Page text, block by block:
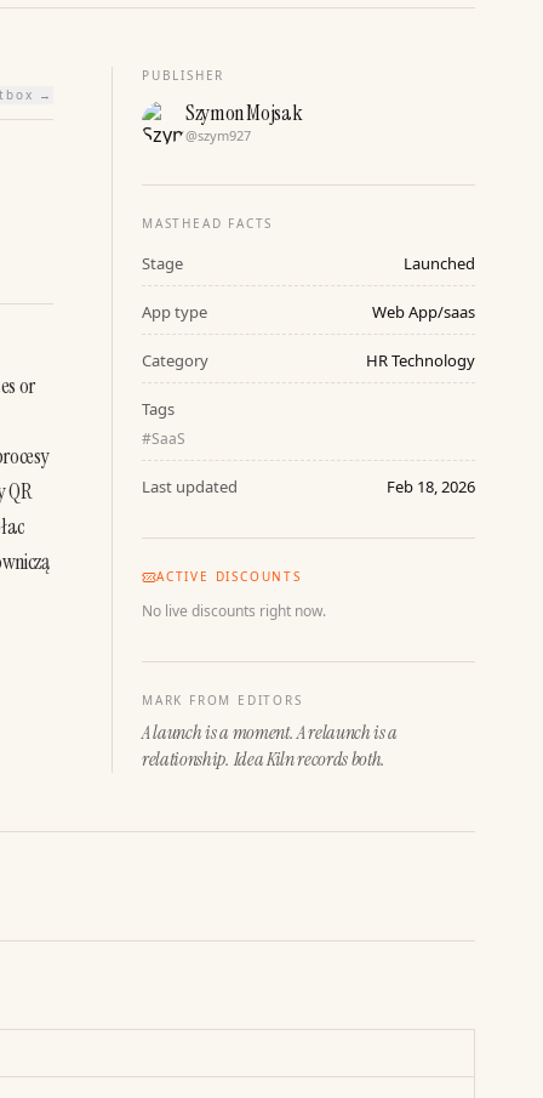
→
or
QR
PUBLISHER
Szymon Mojsak
@szym927
MASTHEAD FACTS
Stage Launched
App type Web App/saas
Category HR Technology
Tags
#SaaS
Last updated Feb 18, 2026
ACTIVE DISCOUNTS
No live discounts right now.
MARK FROM EDITORS
A launch is a moment. A relaunch is a
relationship. Idea Kiln records both.